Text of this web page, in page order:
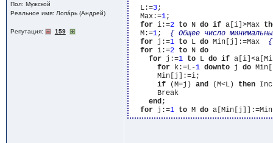
Пол: Мужской
Реальное имя: Лопáрь (Андрей)
Репутация: 159
  L:=
3;
  Max:=
1;
for i:=2 to N do if a[i]>Max
  M:=
1; { Общее число
for j:=1 to L do Min[j]:=Max {
for i:=2 to N do
for j:=1 to L do if
for k:=L-1 downto j do
      Min[j]:=i;
if (M=j) and (M<L) then
      Break
end;
for j:=1 to M do